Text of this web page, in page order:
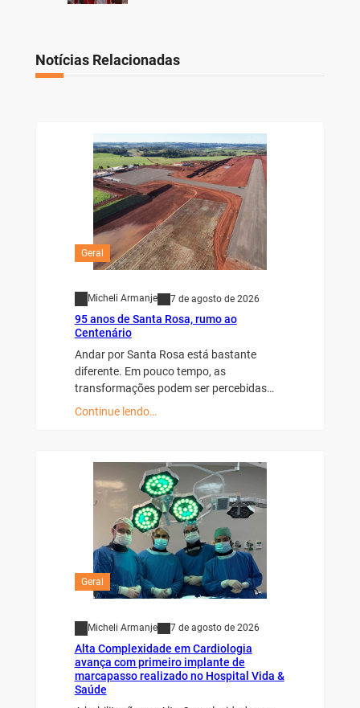
Notícias Relacionadas
Geral
Micheli Armanje 7 de agosto de 2026
95 anos de Santa Rosa, rumo ao
Centenário
Andar por Santa Rosa está bastante
diferente. Em pouco tempo, as
transformações podem ser percebidas…
Continue lendo…
Geral
Micheli Armanje 7 de agosto de 2026
Alta Complexidade em Cardiologia
avança com primeiro implante de
marcapasso realizado no Hospital Vida &
Saúde